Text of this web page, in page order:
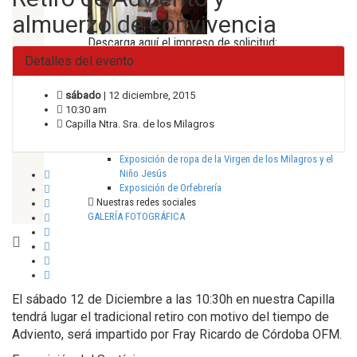
Descarga aquí el impreso de solicitud:
[wpdm_package id='234']
Últimos post
Actos por el centenario de la Coronación
Exposición de ropa de la Virgen de los Milagros y el
Niño Jesús
Exposición de Orfebrería
Nuestras redes sociales
GALERÍA FOTOGRÁFICA
almuerzo de convivencia
Detalles del evento
sábado | 12 diciembre, 2015
10:30 am
Capilla Ntra. Sra. de los Milagros
El sábado 12 de Diciembre a las 10:30h en nuestra Capilla
tendrá lugar el tradicional retiro con motivo del tiempo de
Adviento, será impartido por Fray Ricardo de Córdoba OFM.